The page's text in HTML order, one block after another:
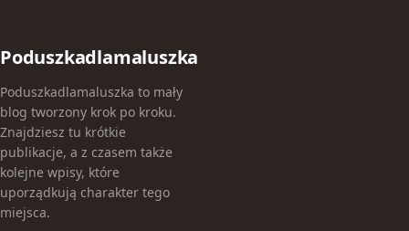
Poduszkadlamaluszka
Poduszkadlamaluszka to mały
blog tworzony krok po kroku.
Znajdziesz tu krótkie
publikacje, a z czasem także
kolejne wpisy, które
uporządkują charakter tego
miejsca.